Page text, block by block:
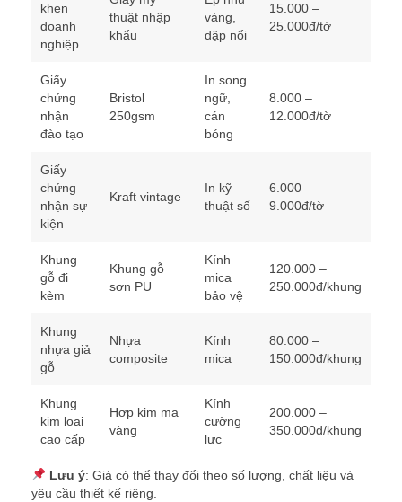
khen
doanh
nghiệp
thuật nhập
khẩu
vàng,
dập nổi
15.000 –
25.000đ/tờ
Giấy
chứng
nhận
đào tạo
Bristol
250gsm
In song
ngữ,
cán
bóng
8.000 –
12.000đ/tờ
Giấy
chứng
nhận sự
kiện
Kraft vintage
In kỹ
thuật số
6.000 –
9.000đ/tờ
Khung
gỗ đi
kèm
Khung gỗ
sơn PU
Kính
mica
bảo vệ
120.000 –
250.000đ/khung
Khung
nhựa giả
gỗ
Nhựa
composite
Kính
mica
80.000 –
150.000đ/khung
Khung
kim loại
cao cấp
Hợp kim mạ
vàng
Kính
cường
lực
200.000 –
350.000đ/khung
Lưu ý: Giá có thể thay đổi theo số lượng, chất liệu và
yêu cầu thiết kế riêng.